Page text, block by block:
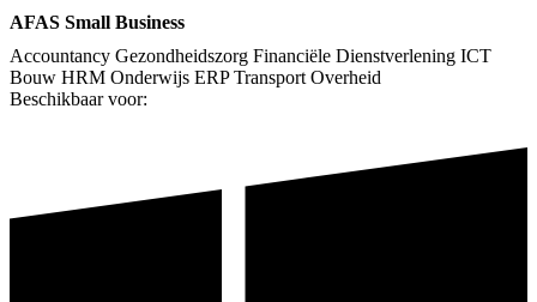
AFAS Small Business
Accountancy Gezondheidszorg Financiële Dienstverlening ICT
Bouw HRM Onderwijs ERP Transport Overheid
Beschikbaar voor: